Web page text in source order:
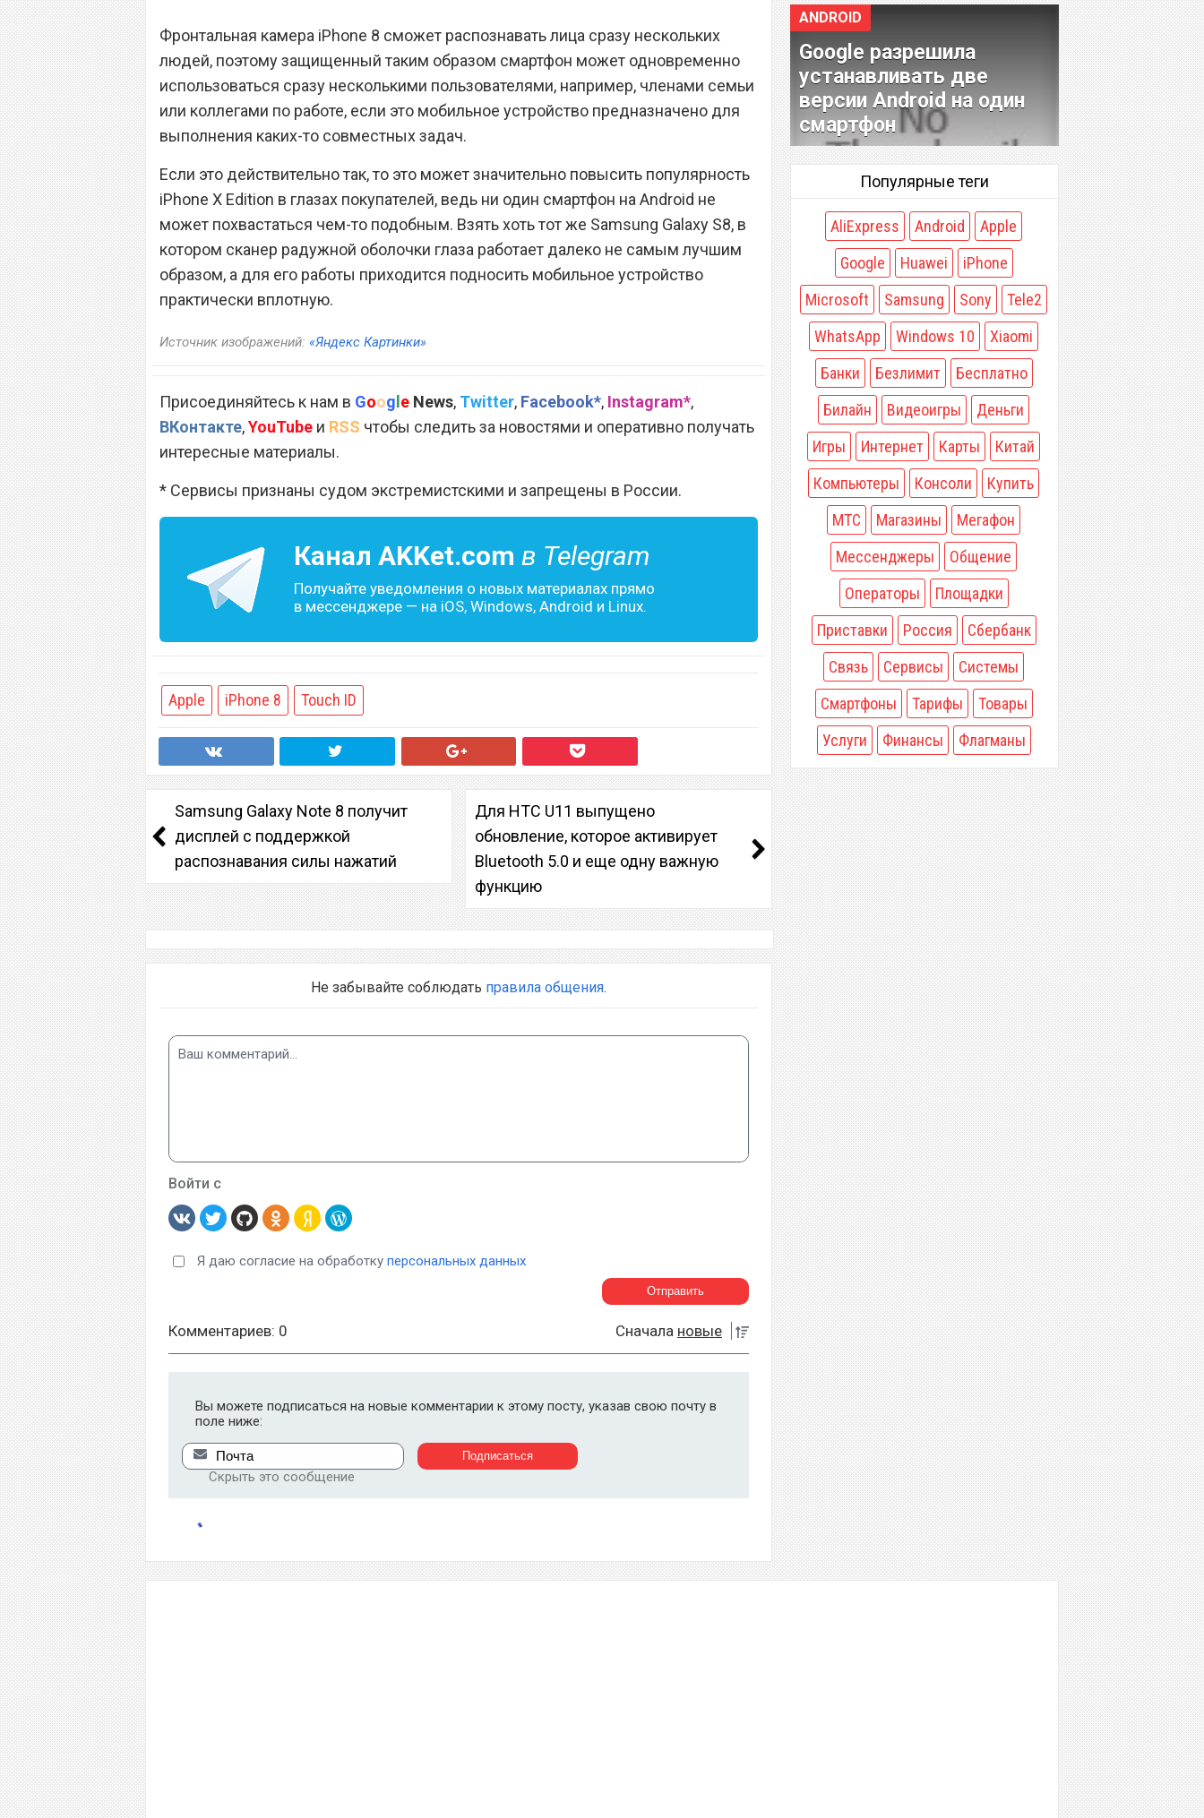
Фронтальная камера iPhone 8 сможет распознавать лица сразу нескольких
людей, поэтому защищенный таким образом смартфон может одновременно
использоваться сразу несколькими пользователями, например, членами семьи
или коллегами по работе, если это мобильное устройство предназначено для
выполнения каких-то совместных задач.
Если это действительно так, то это может значительно повысить популярность
iPhone X Edition в глазах покупателей, ведь ни один смартфон на Android не
может похвастаться чем-то подобным. Взять хоть тот же Samsung Galaxy S8, в
котором сканер радужной оболочки глаза работает далеко не самым лучшим
образом, а для его работы приходится подносить мобильное устройство
практически вплотную.
Источник изображений: «Яндекс Картинки»
Присоединяйтесь к нам в Goog e News, Twitter, Facebook*, Instagram*,
ВКонтакте,YouTube и RSS чтобы следить за новостями и оперативно получать
интересные материалы.
* Сервисы признаны судом экстремистскими и запрещены в России.
Канал AKKet.com в Telegram
Получайте уведомления о новых материалах прямо
в мессенджере — на iOS, Windows, Android и Linux.
Apple iPhone 8 Touch ID
Samsung Galaxy Note 8 получит
дисплей с поддержкой
распознавания силы нажатий
Для HTC U11 выпущено
обновление, которое активирует
Bluetooth 5.0 и еще одну важную
функцию
Не забывайте соблюдать правила общения.
Войти с
Я даю согласие на обработку персональных данных
Комментариев: 0 Сначала новые
Вы можете подписаться на новые комментарии к этому посту, указав свою почту в
поле ниже:
Скрыть это сообщение
ANDROID
Google разрешила
устанавливать две
версии Android на один
смартфон
Популярные теги
AliExpress Android
Apple
Google
Huawei
iPhone
Microsoft
Samsung Sony
Tele2
WhatsApp
Windows 10
Xiaomi
Банки
Безлимит
Бесплатно
Билайн
Видеоигры
Деньги
Игры
Интернет Карты
Китай
Компьютеры
Консоли
Купить
МТС
Магазины
Мегафон
Мессенджеры
Общение
Операторы
Площадки
Приставки
Россия
Сбербанк
Связь
Сервисы
Системы
Смартфоны
Тарифы
Товары
Услуги
Финансы Флагманы